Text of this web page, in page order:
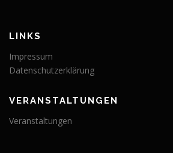
LINKS
Impressum
Datenschutzerklärung
VERANSTALTUNGEN
Veranstaltungen